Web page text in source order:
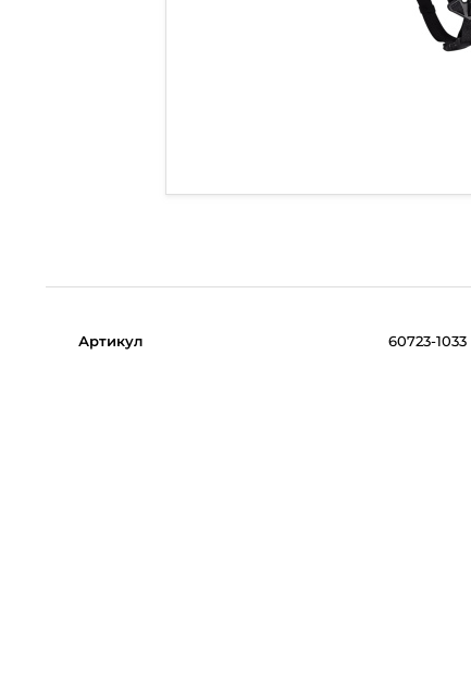
Артикул 60723-1033